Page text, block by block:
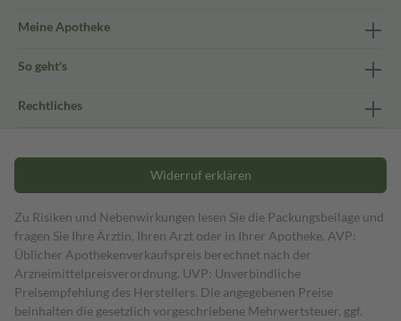
Meine Apotheke
So geht's
Rechtliches
Widerruf erklären
Zu Risiken und Nebenwirkungen lesen Sie die Packungsbeilage und
fragen Sie Ihre Ärztin, Ihren Arzt oder in Ihrer Apotheke. AVP:
Üblicher Apothekenverkaufspreis berechnet nach der
Arzneimittelpreisverordnung. UVP: Unverbindliche
Preisempfehlung des Herstellers. Die angegebenen Preise
beinhalten die gesetzlich vorgeschriebene Mehrwertsteuer, ggf.